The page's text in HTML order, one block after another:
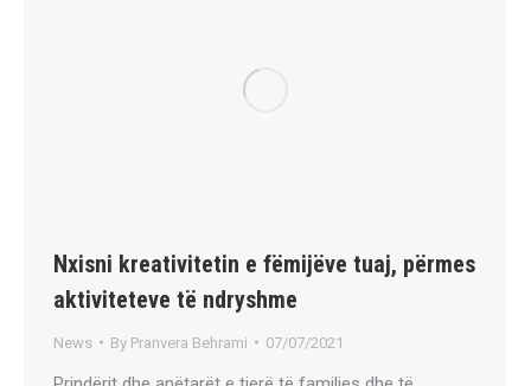
Nxisni kreativitetin e fëmijëve tuaj, përmes
aktiviteteve të ndryshme
News By Pranvera Behrami 07/07/2021